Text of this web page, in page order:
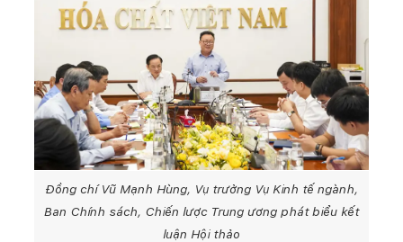
Đồng chí Vũ Mạnh Hùng, Vụ trưởng Vụ Kinh tế ngành,
Ban Chính sách, Chiến lược Trung ương phát biểu kết
luận Hội thảo